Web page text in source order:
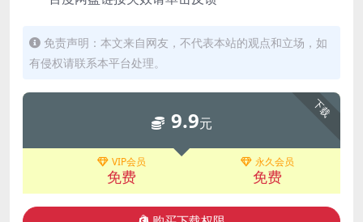
免责声明：本文来自网友，不代表本站的观点和立场，如
有侵权请联系本平台处理。
下载
9.9元
VIP会员
免费
永久会员
免费